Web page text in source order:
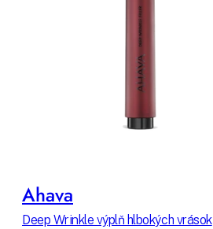
Ahava
Deep Wrinkle výplň hlbokých vrások